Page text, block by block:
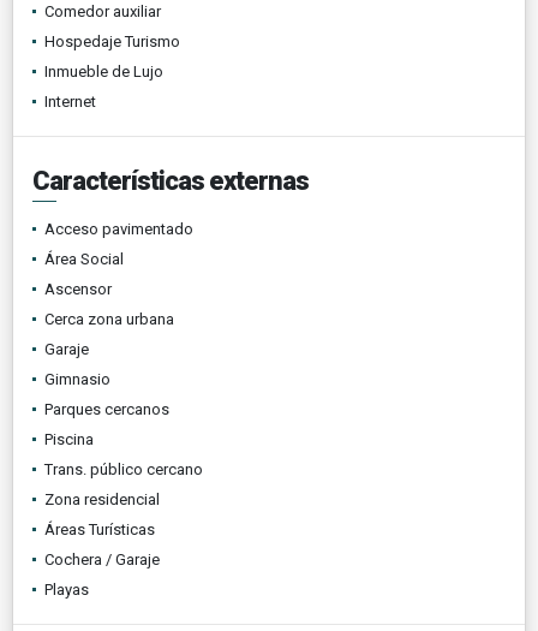
Comedor auxiliar
Hospedaje Turismo
Inmueble de Lujo
Internet
Características externas
Acceso pavimentado
Área Social
Ascensor
Cerca zona urbana
Garaje
Gimnasio
Parques cercanos
Piscina
Trans. público cercano
Zona residencial
Áreas Turísticas
Cochera / Garaje
Playas